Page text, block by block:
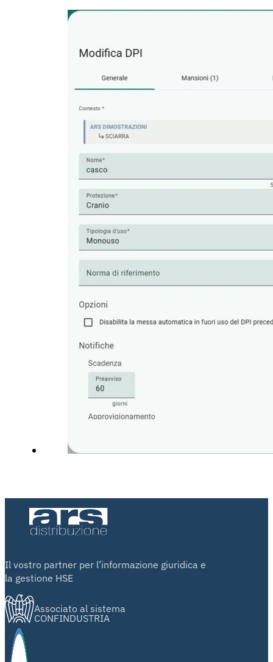
Il vostro partner per l’informazione giuridica e
la gestione HSE
Associato al sistema
CONFINDUSTRIA